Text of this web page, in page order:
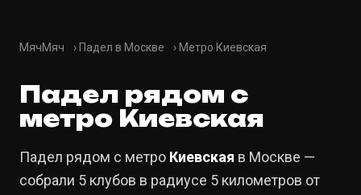
МячМяч › Падел в Москве › Метро Киевская
Падел рядом с
метро Киевская
Падел рядом с метро Киевская в Москве —
собрали 5 клубов в радиусе 5 километров от